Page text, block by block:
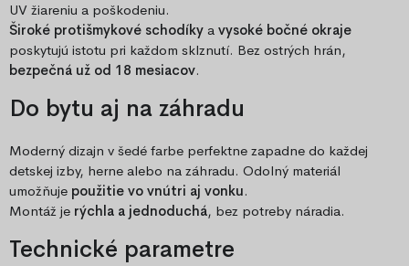
UV žiareniu a poškodeniu.
Široké protišmykové schodíky a vysoké bočné okraje
poskytujú istotu pri každom sklznutí. Bez ostrých hrán,
bezpečná už od 18 mesiacov.
Do bytu aj na záhradu
Moderný dizajn v šedé farbe perfektne zapadne do každej
detskej izby, herne alebo na záhradu. Odolný materiál
umožňuje použitie vo vnútri aj vonku.
Montáž je rýchla a jednoduchá, bez potreby náradia.
Technické parametre